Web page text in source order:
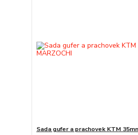
Sada gufer a prachovek KTM